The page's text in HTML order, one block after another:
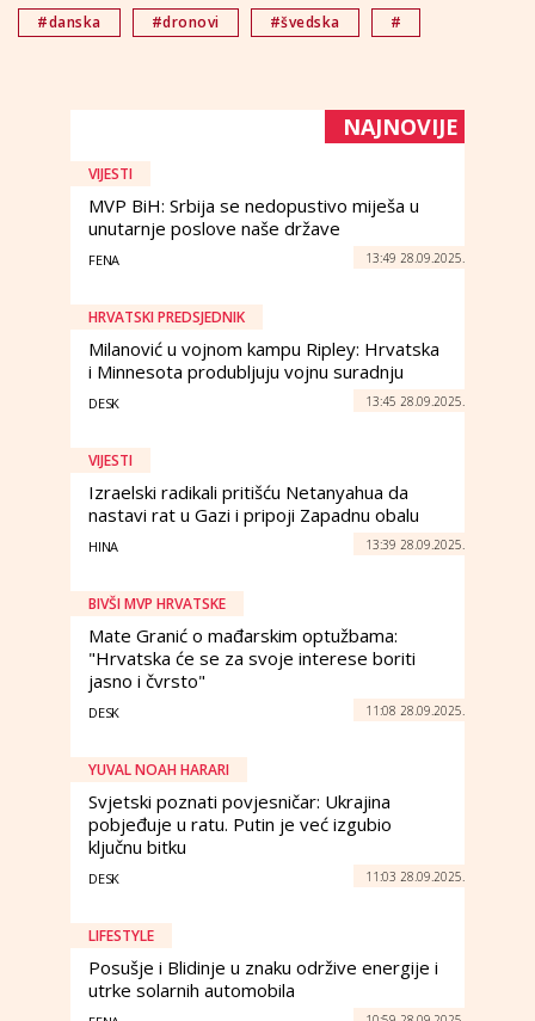
#danska #dronovi #švedska #
NAJNOVIJE
VIJESTI
MVP BiH: Srbija se nedopustivo miješa u
unutarnje poslove naše države
FENA 13:49 28.09.2025.
HRVATSKI PREDSJEDNIK
Milanović u vojnom kampu Ripley: Hrvatska
i Minnesota produbljuju vojnu suradnju
DESK 13:45 28.09.2025.
VIJESTI
Izraelski radikali pritišću Netanyahua da
nastavi rat u Gazi i pripoji Zapadnu obalu
HINA 13:39 28.09.2025.
BIVŠI MVP HRVATSKE
Mate Granić o mađarskim optužbama:
"Hrvatska će se za svoje interese boriti
jasno i čvrsto"
DESK 11:08 28.09.2025.
YUVAL NOAH HARARI
Svjetski poznati povjesničar: Ukrajina
pobjeđuje u ratu. Putin je već izgubio
ključnu bitku
DESK 11:03 28.09.2025.
LIFESTYLE
Posušje i Blidinje u znaku održive energije i
utrke solarnih automobila